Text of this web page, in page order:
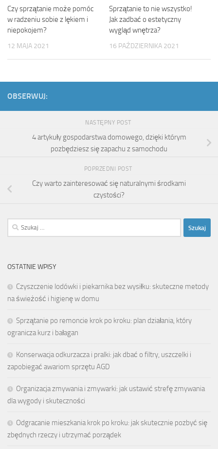
Czy sprzątanie może pomóc
w radzeniu sobie z lękiem i
niepokojem?
12 MAJA 2021
Sprzątanie to nie wszystko!
Jak zadbać o estetyczny
wygląd wnętrza?
16 PAŹDZIERNIKA 2021
OBSERWUJ:
NASTĘPNY POST
4 artykuły gospodarstwa domowego, dzięki którym
pozbędziesz się zapachu z samochodu
POPRZEDNI POST
Czy warto zainteresować się naturalnymi środkami
czystości?
Szukaj:
OSTATNIE WPISY
Czyszczenie lodówki i piekarnika bez wysiłku: skuteczne metody
na świeżość i higienę w domu
Sprzątanie po remoncie krok po kroku: plan działania, który
ogranicza kurz i bałagan
Konserwacja odkurzacza i pralki: jak dbać o filtry, uszczelki i
zapobiegać awariom sprzętu AGD
Organizacja zmywania i zmywarki: jak ustawić strefę zmywania
dla wygody i skuteczności
Odgracanie mieszkania krok po kroku: jak skutecznie pozbyć się
zbędnych rzeczy i utrzymać porządek